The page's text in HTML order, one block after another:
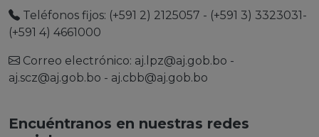
Teléfonos fijos: (+591 2) 2125057 - (+591 3) 3323031-
(+591 4) 4661000
Correo electrónico: aj.lpz@aj.gob.bo -
aj.scz@aj.gob.bo - aj.cbb@aj.gob.bo
Encuéntranos en nuestras redes